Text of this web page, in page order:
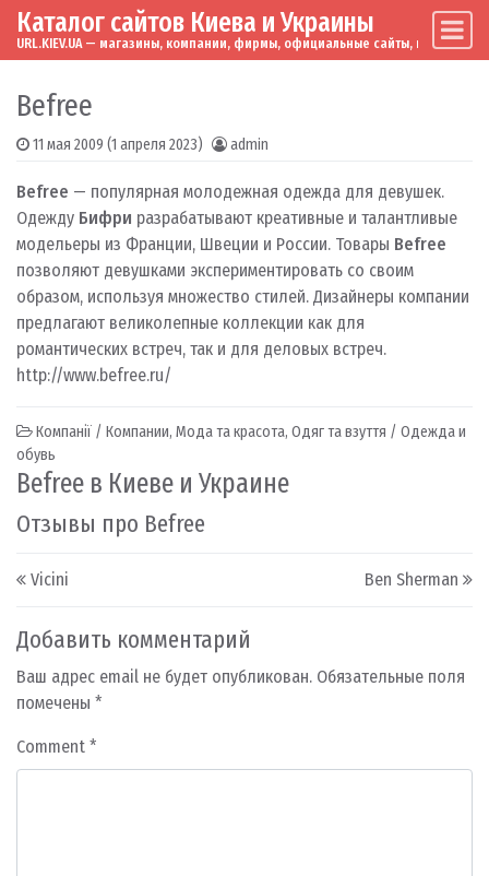
Skip to content
Main Navigation
Каталог сайтов Киева и Украины
URL.KIEV.UA — магазины, компании, фирмы, официальные сайты, мировые
Befree
11 мая 2009 (1 апреля 2023) admin
Befree — популярная молодежная одежда для девушек.
Одежду Бифри разрабатывают креативные и талантливые
модельеры из Франции, Швеции и России. Товары Befree
позволяют девушками экспериментировать со своим
образом, используя множество стилей. Дизайнеры компании
предлагают великолепные коллекции как для
романтических встреч, так и для деловых встреч.
http://www.befree.ru/
Компанії / Компании, Мода та красота, Одяг та взуття / Одежда и
обувь
Befree в Киеве и Украине
Отзывы про Befree
Post navigation
Vicini Ben Sherman
Добавить комментарий
Ваш адрес email не будет опубликован. Обязательные поля
помечены *
Comment *